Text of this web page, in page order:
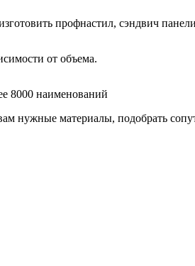
профнастил, сэндвич
от объема.
8000 наименований
нужные материалы, подобрать